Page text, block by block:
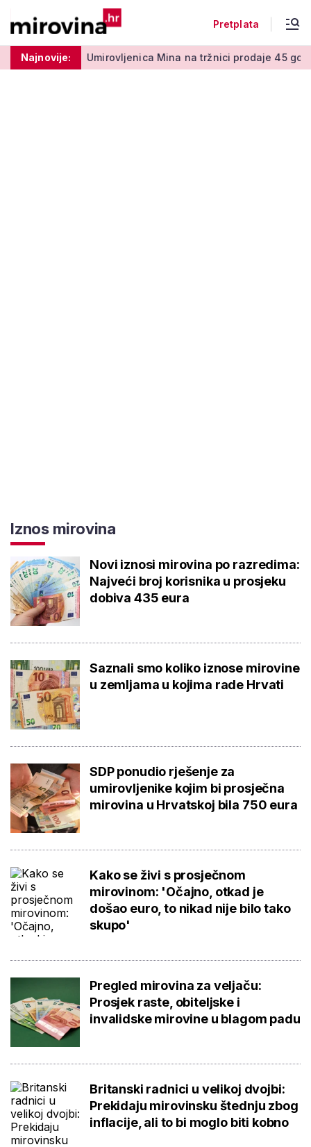
Pretplata
Najnovije:
50 centi Umirovljenica Mina na tržnici prodaje 45
Iznos mirovina
Novi iznosi mirovina po razredima:
Najveći broj korisnika u prosjeku
dobiva 435 eura
Saznali smo koliko iznose mirovine
u zemljama u kojima rade Hrvati
SDP ponudio rješenje za
umirovljenike kojim bi prosječna
mirovina u Hrvatskoj bila 750 eura
Kako se živi s prosječnom
mirovinom: 'Očajno, otkad je
došao euro, to nikad nije bilo tako
skupo'
Pregled mirovina za veljaču:
Prosjek raste, obiteljske i
invalidske mirovine u blagom padu
Britanski radnici u velikoj dvojbi:
Prekidaju mirovinsku štednju zbog
inflacije, ali to bi moglo biti kobno